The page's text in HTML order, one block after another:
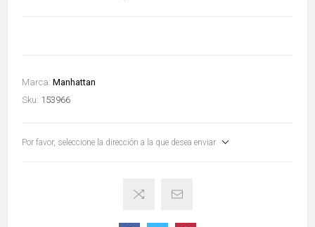
Marca: Manhattan
Sku: 153966
Por favor, seleccione la dirección a la que desea enviar